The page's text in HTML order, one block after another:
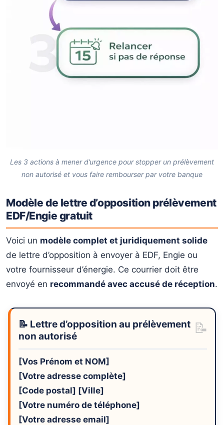
Les 3 actions à mener d’urgence pour stopper un prélèvement
non autorisé et vous faire rembourser par votre banque
Modèle de lettre d’opposition prélèvement
EDF/Engie gratuit
Voici un modèle complet et juridiquement solide
de lettre d’opposition à envoyer à EDF, Engie ou
votre fournisseur d’énergie. Ce courrier doit être
envoyé en recommandé avec accusé de réception.
📝 Lettre d’opposition au prélèvement
non autorisé
[Vos Prénom et NOM]
[Votre adresse complète]
[Code postal] [Ville]
[Votre numéro de téléphone]
[Votre adresse email]